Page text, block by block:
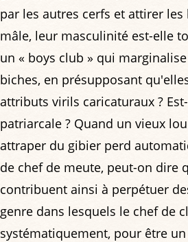
par les autres cerfs et attirer
mâle, leur masculinité est-elle
un « boys club » qui
biches, en présupposant
attributs virils caricaturaux ?
patriarcale ? Quand un vieux
attraper du gibier perd
de chef de meute, peut-on dire
contribuent ainsi à perpétuer
genre dans lesquels le chef de
systématiquement, pour être